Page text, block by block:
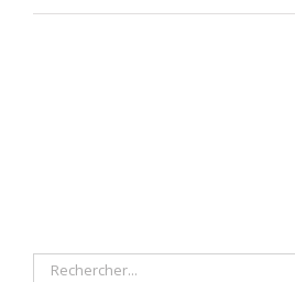
Rechercher: